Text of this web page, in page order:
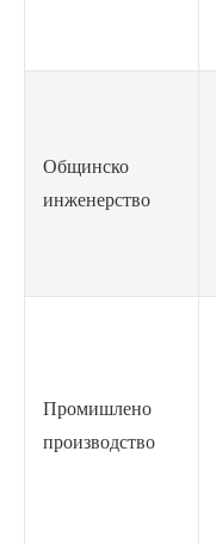
Общинско
инженерство
Промишлено
производство